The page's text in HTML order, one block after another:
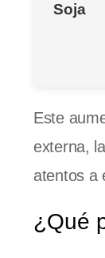
Soja
Este
externa,
atentos a
¿Qué